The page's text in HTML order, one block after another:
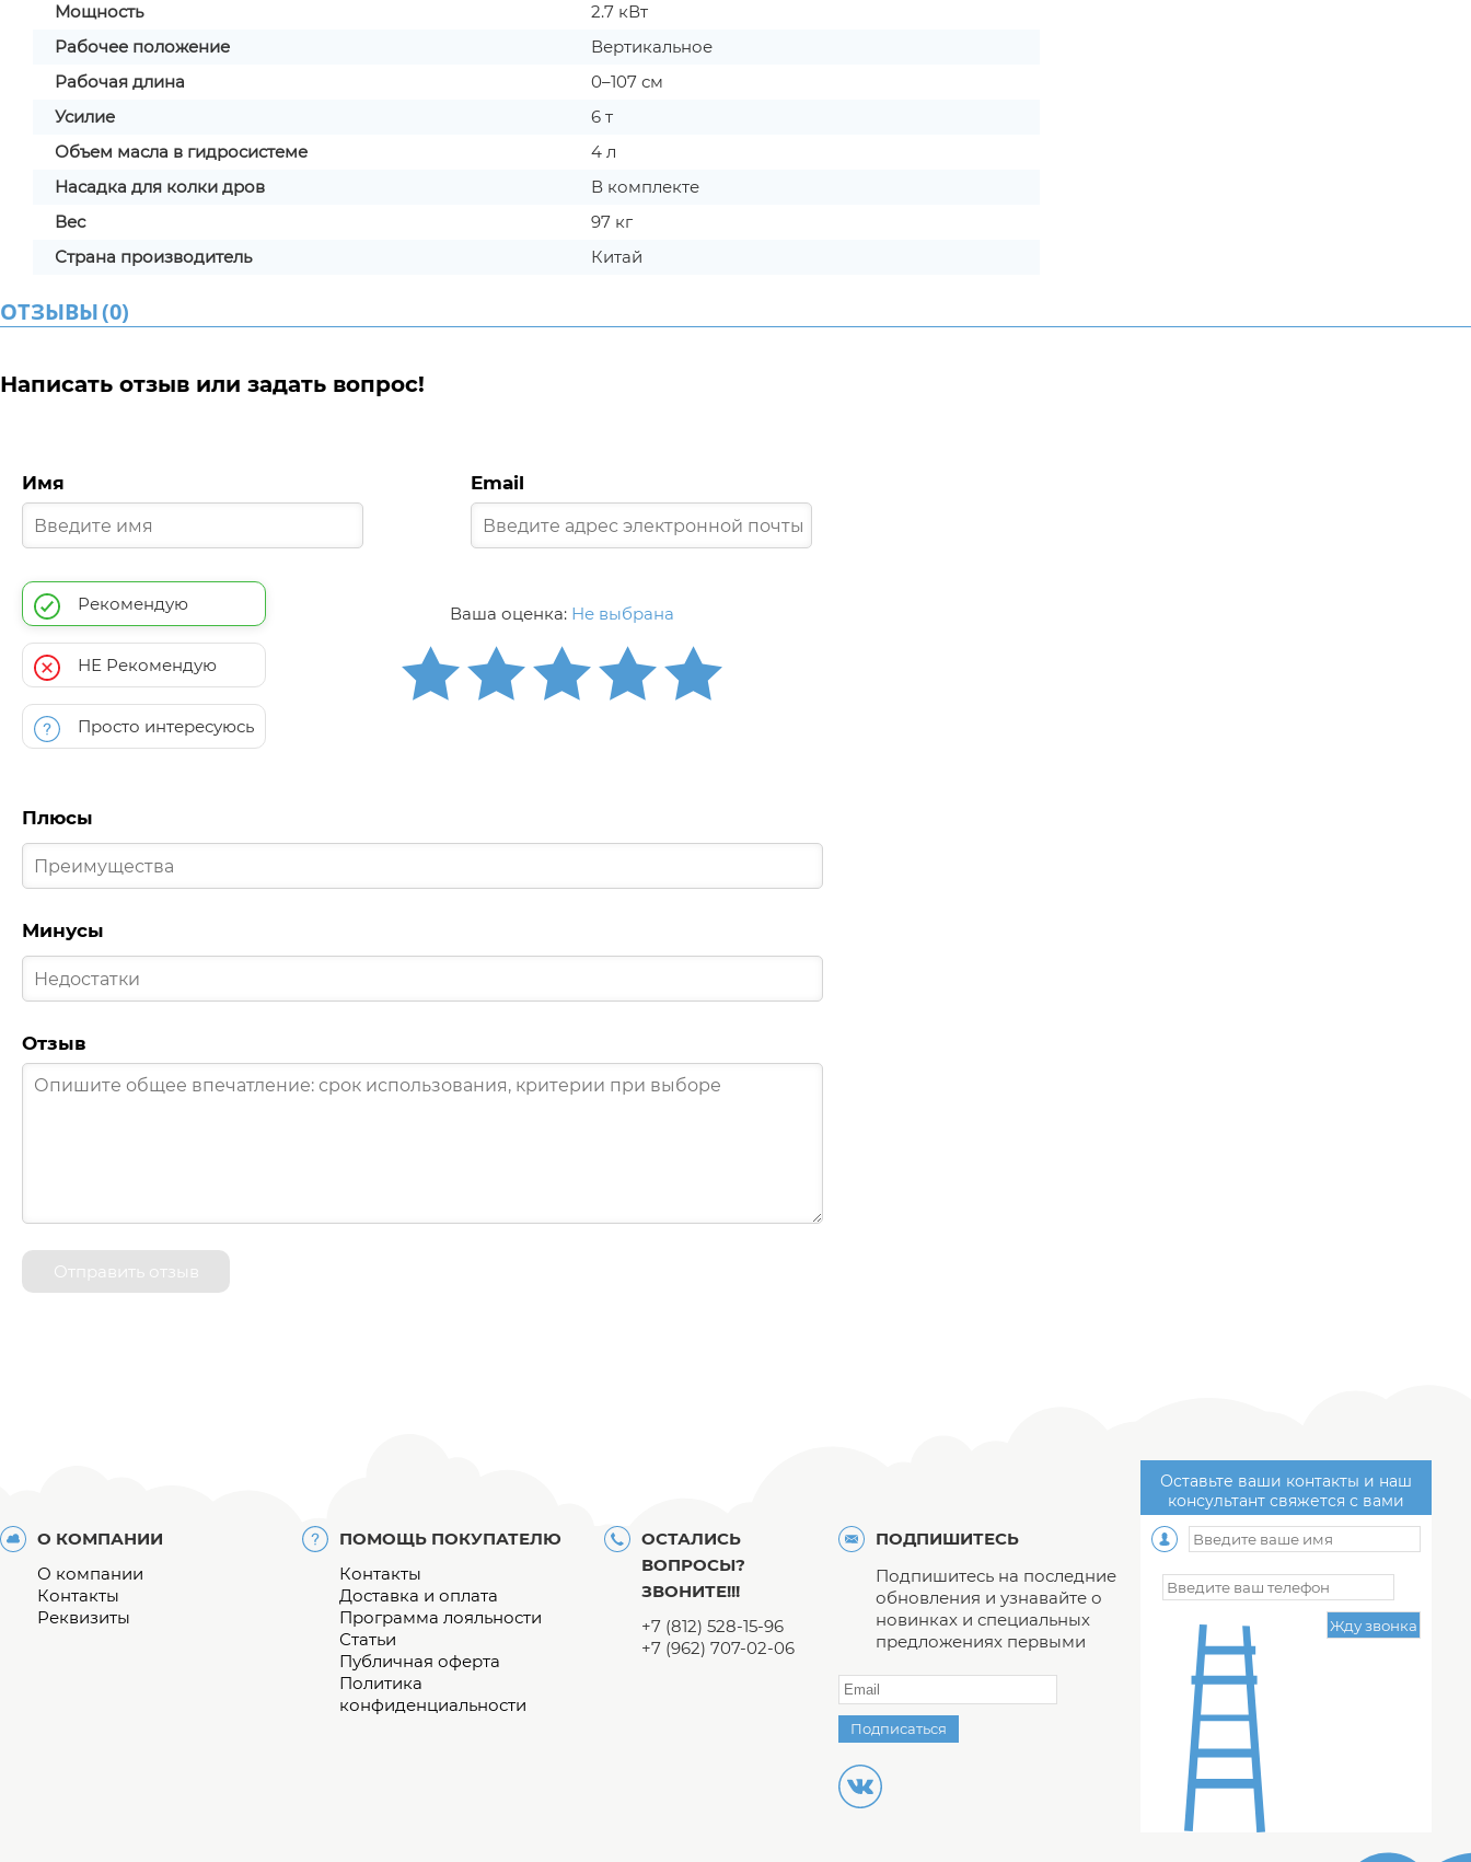
Мощность
2.7 кВт
Рабочее положение
Вертикальное
Рабочая длина
0–107 см
Усилие
6 т
Объем масла в гидросистеме
4 л
Насадка для колки дров
В комплекте
Вес
97 кг
Страна производитель
Китай
ОТЗЫВЫ(0)
Написать отзыв или задать вопрос!
Имя Email
Рекомендую
НЕ Рекомендую
Просто интересуюсь
Ваша оценка: Не выбрана
Плюсы
Минусы
Отзыв
Отправить отзыв
О КОМПАНИИ
О компании
Контакты
Реквизиты
ПОМОЩЬ ПОКУПАТЕЛЮ
Контакты
Доставка и оплата
Программа лояльности
Статьи
Публичная оферта
Политика
конфиденциальности
ОСТАЛИСЬ
ВОПРОСЫ?
ЗВОНИТЕ!!!
+7 (812) 528-15-96
+7 (962) 707-02-06
ПОДПИШИТЕСЬ
Подпишитесь на последние
обновления и узнавайте о
новинках и специальных
предложениях первыми
Подписаться
Оставьте ваши контакты и наш
консультант свяжется с вами